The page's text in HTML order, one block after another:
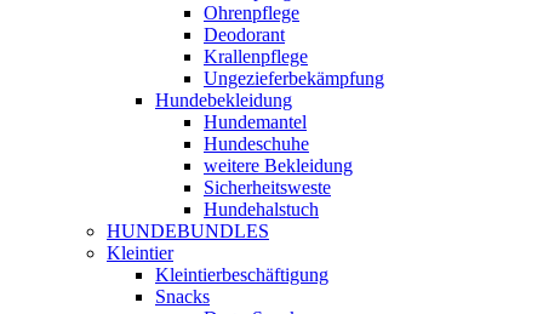
Ohrenpflege
Deodorant
Krallenpflege
Ungezieferbekämpfung
Hundebekleidung
Hundemantel
Hundeschuhe
weitere Bekleidung
Sicherheitsweste
Hundehalstuch
HUNDEBUNDLES
Kleintier
Kleintierbeschäftigung
Snacks